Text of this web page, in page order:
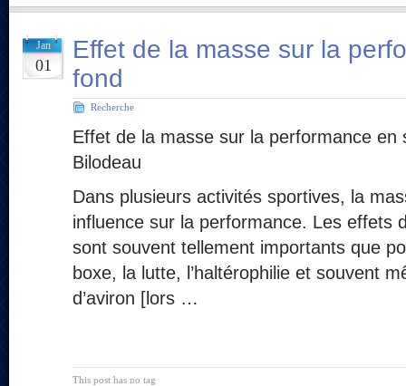
Jan
01
Effet de la masse sur la
fond
Recherche
Effet de la masse sur la performance en
Bilodeau
Dans plusieurs activités sportives, la
influence sur la performance. Les effets
sont souvent tellement importants que
boxe, la lutte, l’haltérophilie et souvent
d’aviron [lors …
This post has no tag